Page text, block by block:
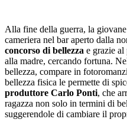
Alla fine della guerra, la
cameriera nel bar aperto dalla
concorso di bellezza e grazie al
alla madre, cercando fortuna.
bellezza, compare in
bellezza fisica le permette di
produttore Carlo Ponti, che
ragazza non solo in termini di
suggerendole di cambiare il